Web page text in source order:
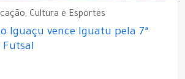
Cultura e Esportes
Iguaçu vence Iguatu pela 7ª
Futsal